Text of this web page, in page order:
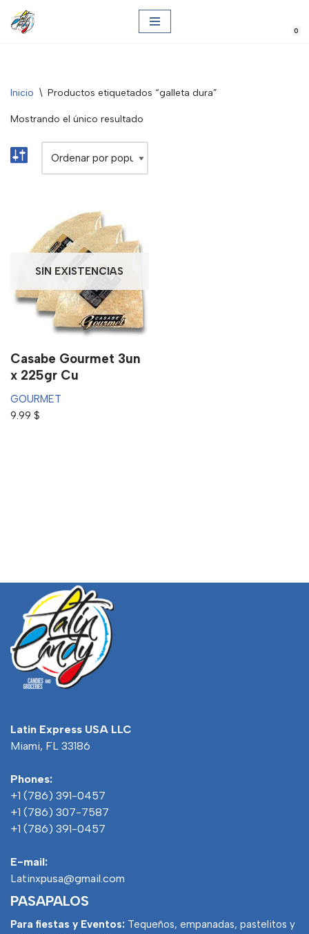
Saltar
0
Inicio \ Productos etiquetados “galleta dura”
Mostrando el único resultado
SIN EXISTENCIAS
Casabe Gourmet 3un
x 225gr Cu
GOURMET
9.99 $
Latin Express USA LLC
Miami, FL 33186
Phones:
+1 (786) 391-0457
+1 (786) 307-7587
+1 (786) 391-0457
E-mail:
Latinxpusa@gmail.com
PASAPALOS
Para fiestas y Eventos: Tequeños, empanadas, pastelitos y